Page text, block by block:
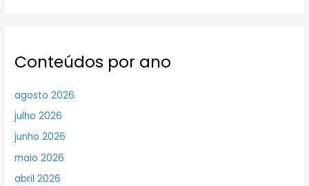
Conteúdos por ano
agosto 2026
julho 2026
junho 2026
maio 2026
abril 2026